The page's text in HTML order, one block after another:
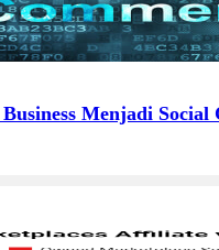
Menjadi Social